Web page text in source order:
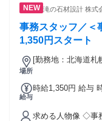
滝の石材設計 株式
事務スタッフ／＜
1,350円スタート
場所
[勤務地：北海道札
給与
時給1,350円 給与
求める人物像 ◇事